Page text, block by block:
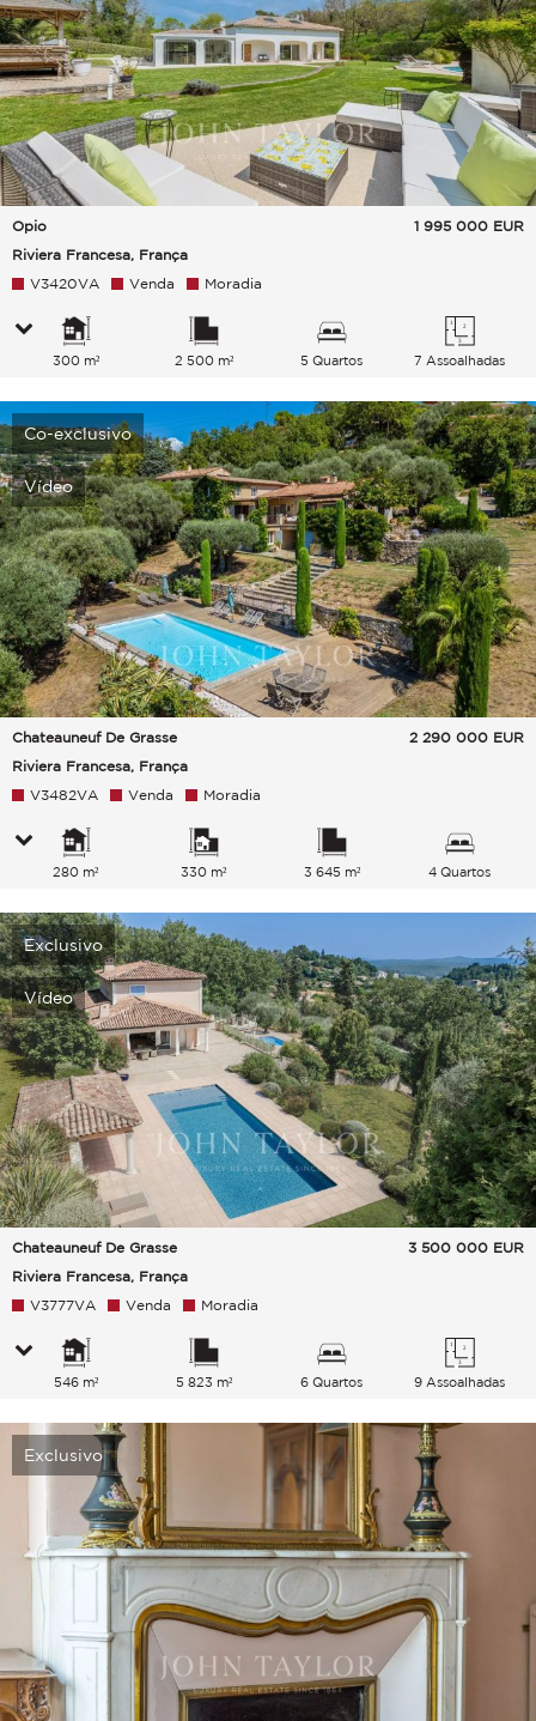
Opio
Riviera Francesa, França
1 995 000 EUR
V3420VA Venda Moradia
300 m² 2 500 m² 5 Quartos 7 Assoalhadas
Co-exclusivo
Vídeo
Chateauneuf De Grasse
Riviera Francesa, França
2 290 000 EUR
V3482VA Venda Moradia
280 m² 330 m² 3 645 m² 4 Quartos
Exclusivo
Vídeo
Chateauneuf De Grasse
Riviera Francesa, França
3 500 000 EUR
V3777VA Venda Moradia
546 m² 5 823 m² 6 Quartos 9 Assoalhadas
Exclusivo